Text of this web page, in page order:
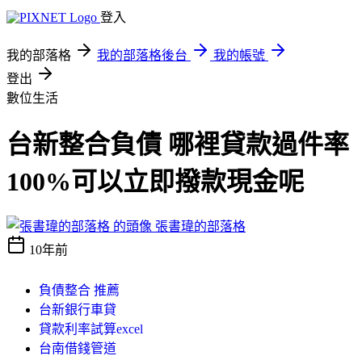
登入
我的部落格 我的部落格後台
我的帳號
登出
數位生活
台新整合負債 哪裡貸款過件率
100%可以立即撥款現金呢
張書瑋的部落格
10年前
負債整合 推薦
台新銀行車貸
貸款利率試算excel
台南借錢管道